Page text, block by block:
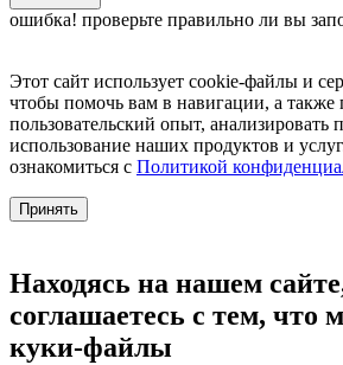
ошибка! проверьте правильно ли вы
Этот сайт использует cookie-файлы и
чтобы помочь вам в навигации, а также
пользовательский опыт, анализировать
использование наших продуктов и
ознакомиться с Политикой
Принять
Находясь на нашем
соглашаетесь с тем, что
куки-файлы